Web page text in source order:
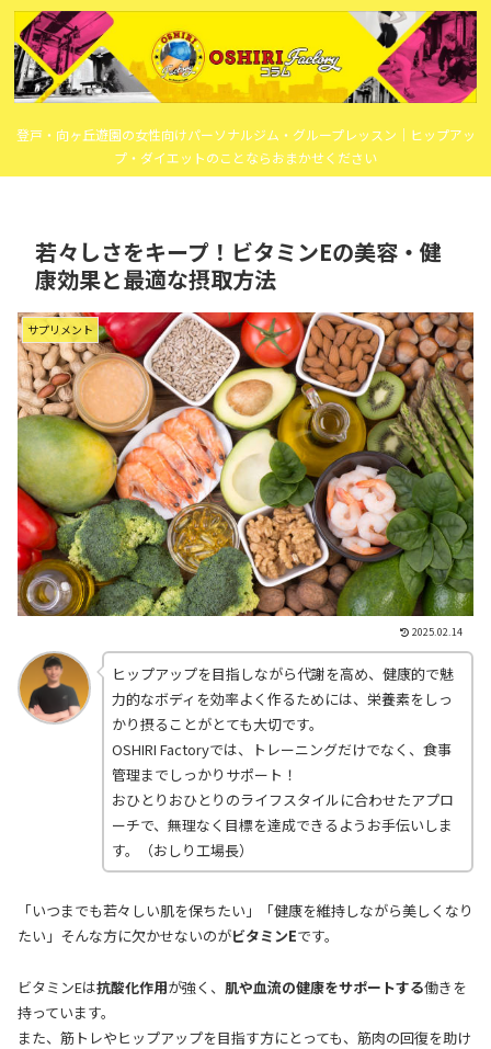
登戸・向ヶ丘遊園の女性向けパーソナルジム・グループレッスン｜ヒップアッ
プ・ダイエットのことならおまかせください
若々しさをキープ！ビタミンEの美容・健
康効果と最適な摂取方法
サプリメント
2025.02.14
ヒップアップを目指しながら代謝を高め、健康的で魅
力的なボディを効率よく作るためには、栄養素をしっ
かり摂ることがとても大切です。
OSHIRI Factoryでは、トレーニングだけでなく、食事
管理までしっかりサポート！
おひとりおひとりのライフスタイルに合わせたアプロ
ーチで、無理なく目標を達成できるようお手伝いしま
す。（おしり工場長）
「いつまでも若々しい肌を保ちたい」「健康を維持しながら美しくなり
たい」そんな方に欠かせないのがビタミンEです。
ビタミンEは抗酸化作用が強く、 肌や血流の健康をサポートする働きを
持っています。
また、筋トレやヒップアップを目指す方にとっても、筋肉の回復を助け